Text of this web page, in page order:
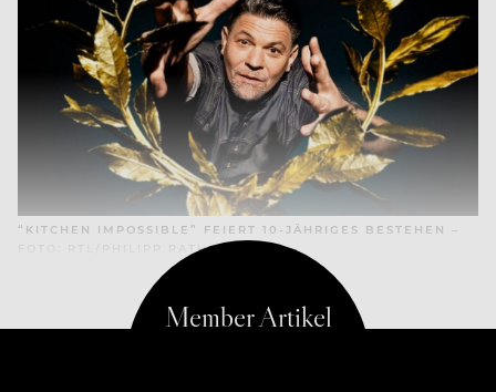
“KITCHEN IMPOSSIBLE” FEIERT 10-JÄHRIGES BESTEHEN –
FOTO: RTL/PHILIPP RATHMER